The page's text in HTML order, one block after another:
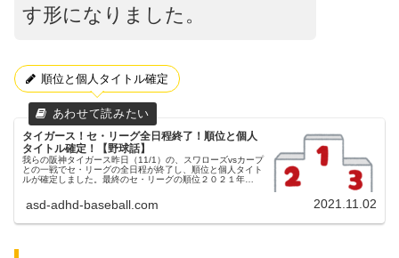
す形になりました。
順位と個人タイトル確定
タイガース！セ・リーグ全日程終了！順位と個人
タイトル確定！【野球話】
我らの阪神タイガース昨日（11/1）の、スワローズvsカープ
との一戦でセ・リーグの全日程が終了し、順位と個人タイト
ルが確定しました。最終のセ・リーグの順位２０２１年
イガース３位 読売...
asd-adhd-baseball.com 2021.11.02